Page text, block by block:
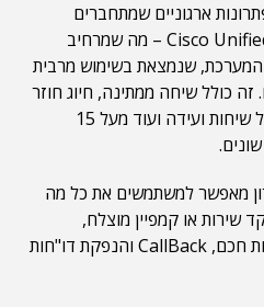
ארגוניים שמתחברים
למערכת Cisco Unified Communication – מה שמרחיב
שנמצאת בשימוש מרבית
זה כולל שיחה ממתינה, חיוג חוזר
אוטומטי, מענה אוטומטי, ניהול שיחות ועידה ועוד מעל 15
מאפשר למשתמשים את כל מה
שירות או קמפיין מוצלח,
באמצעות כלים כמו ניהול שיחות חכם, CallBack והנפקת דו"חות